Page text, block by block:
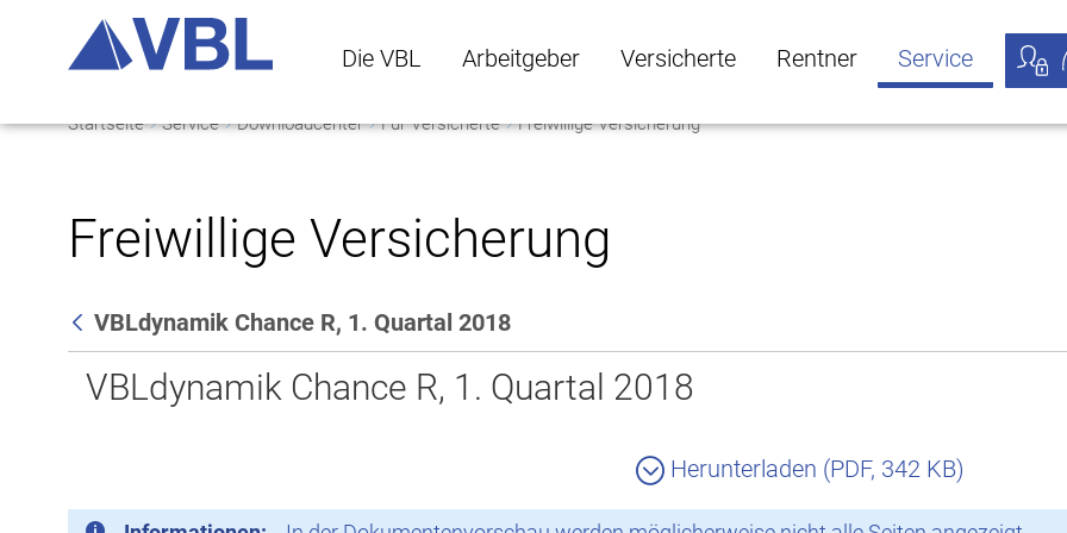
Die VBL
Die VBL Untermenü öffnen
Arbeitgeber
Arbeitgeber Untermenü öffnen
Versicherte
Versicherte Untermenü öffnen
Rentner Service
Startseite Service Downloadcenter Für Versicherte Freiwillige Versicherung
Freiwillige Versicherung
Zurück
VBLdynamik Chance R, 1. Quartal 2018
VBLdynamik Chance R, 1. Quartal 2018
Herunterladen (PDF, 342 KB)